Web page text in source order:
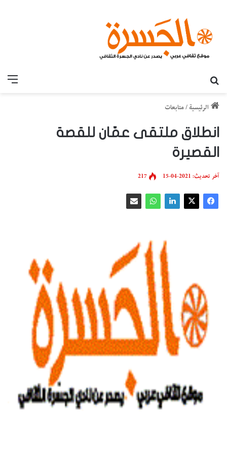
الرئيسية /متابعات
انطلاق ملتقى عمّان للقصة
القصيرة
آخر تحديث: 2021-04-15 217